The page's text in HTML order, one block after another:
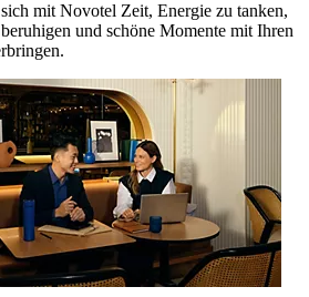
mit Novotel Zeit, Energie zu tanken,
und schöne Momente mit Ihren